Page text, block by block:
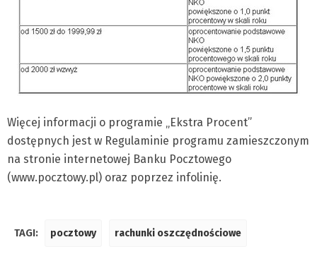
Więcej informacji o programie „Ekstra Procent”
dostępnych jest w Regulaminie programu zamieszczonym
na stronie internetowej Banku Pocztowego
(www.pocztowy.pl) oraz poprzez infolinię.
TAGI: pocztowy rachunki oszczędnościowe